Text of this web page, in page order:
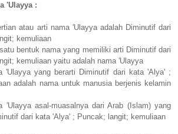
'Ulayya :
atau arti nama 'Ulayya adalah Diminutif dari
kemuliaan
bentuk nama yang memiliki arti Diminutif dari
kemuliaan yaitu adalah nama 'Ulayya
'Ulayya yang berarti Diminutif dari kata 'Alya' ;
adalah nama untuk manusia berjenis kelamin
asal-muasalnya dari Arab (Islam) yang
dari kata 'Alya' ; Puncak; langit; kemuliaan